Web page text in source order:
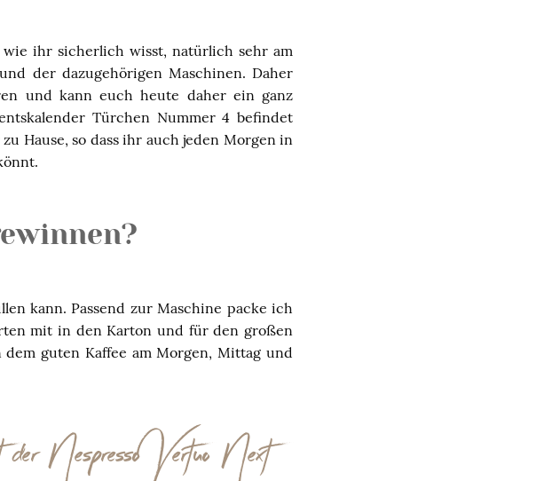
ihr sicherlich wisst, natürlich sehr am
und der dazugehörigen Maschinen. Daher
und kann euch heute daher ein ganz
Türchen Nummer 4 befindet
Hause, so dass ihr auch jeden Morgen in
kann. Passend zur Maschine packe ich
mit in den Karton und für den großen
dem guten Kaffee am Morgen, Mittag und
der Nespresso Vertuo Next